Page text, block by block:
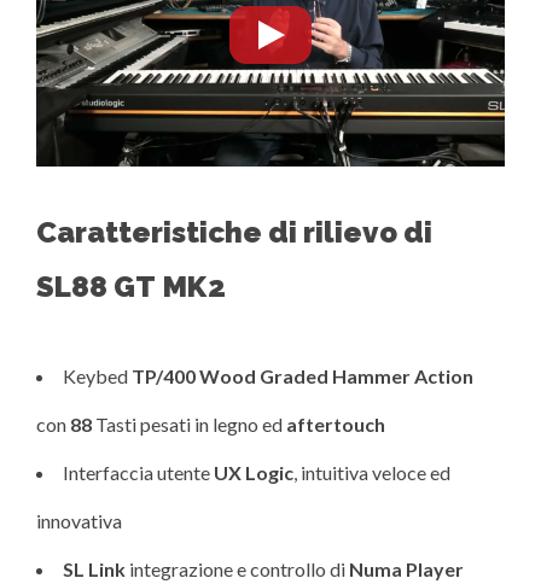
Caratteristiche di rilievo di
SL88 GT MK2
Keybed TP/400 Wood Graded Hammer Action
con 88 Tasti pesati in legno ed aftertouch
Interfaccia utente UX Logic , intuitiva veloce ed
innovativa
SL Link integrazione e controllo di Numa Player